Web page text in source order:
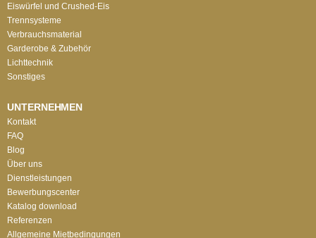
Eiswürfel und Crushed-Eis
Trennsysteme
Verbrauchsmaterial
Garderobe & Zubehör
Lichttechnik
Sonstiges
UNTERNEHMEN
Kontakt
FAQ
Blog
Über uns
Dienstleistungen
Bewerbungscenter
Katalog download
Referenzen
Allgemeine Mietbedingungen